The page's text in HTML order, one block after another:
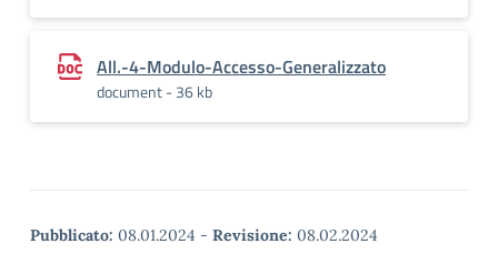
All.-4-Modulo-Accesso-Generalizzato
document - 36 kb
Pubblicato: 08.01.2024 - Revisione: 08.02.2024